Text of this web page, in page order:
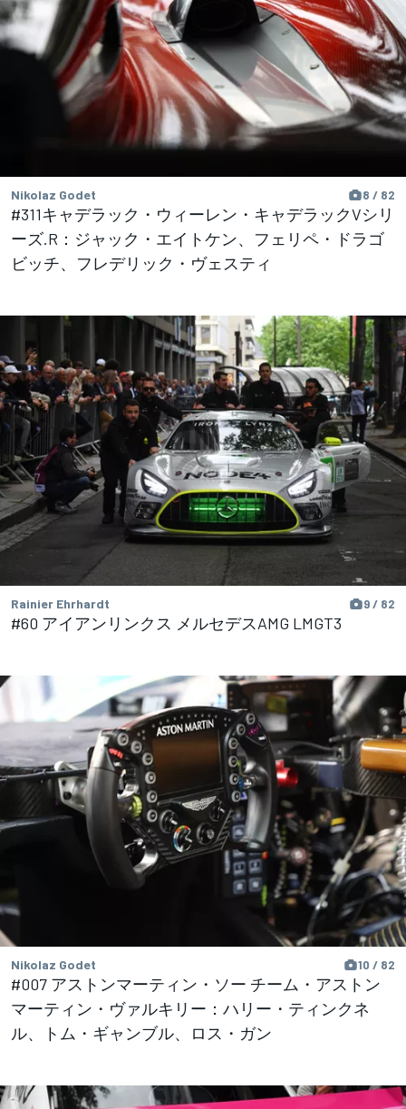
Nikolaz Godet 8 / 82
#311キャデラック・ウィーレン・キャデラックVシリ
ーズ.R：ジャック・エイトケン、フェリペ・ドラゴ
ビッチ、フレデリック・ヴェスティ
Rainier Ehrhardt 9 / 82
#60 アイアンリンクス メルセデスAMG LMGT3
Nikolaz Godet 10 / 82
#007 アストンマーティン・ソー チーム・アストン
マーティン・ヴァルキリー：ハリー・ティンクネ
ル、トム・ギャンブル、ロス・ガン